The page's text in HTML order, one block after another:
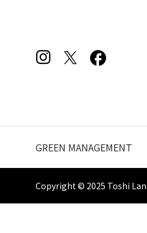
GREEN MANAGEMENT
Copyright © 2025 Toshi